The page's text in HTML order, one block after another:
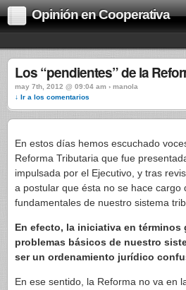
Opinión en Cooperativa
Los “pendientes” de la
may 7th, 2012 @ 09:04 am › manola
↓ Ir a los comentarios
En estos días hemos escuchado
Reforma Tributaria que fue
impulsada por el Ejecutivo, y tras
a postular que ésta no se hace cargo
fundamentales de nuestro sistema
En efecto, la iniciativa en términos
problemas básicos de nuestro
ser un ordenamiento jurídico
En ese sentido, la Reforma no va en